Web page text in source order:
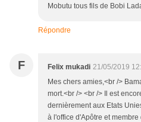
Mobutu tous fils de Bobi
Répondre
F Felix mukadi 21/05/2019
Mes chers amies,<br />
mort.<br /> <br /> Il est
dernièrement aux Etats
à l'office d'Apôtre et